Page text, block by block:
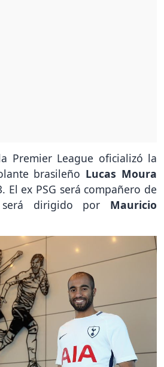
Premier League oficializó la
brasileño Lucas Moura
El ex PSG será compañero de
dirigido por Mauricio